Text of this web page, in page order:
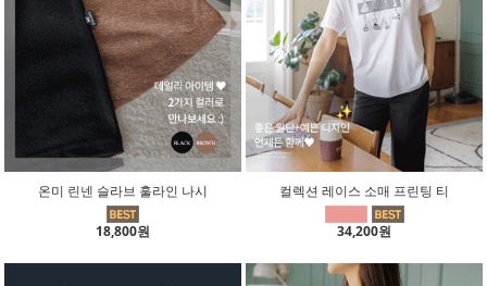
온미 린넨 슬라브 훌라인 나시
18,800원
컬렉션 레이스 소매 프린팅 티
34,200원